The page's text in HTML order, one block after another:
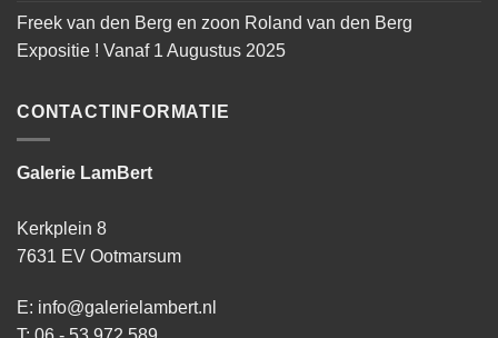
Freek van den Berg en zoon Roland van den Berg
Expositie ! Vanaf 1 Augustus 2025
CONTACTINFORMATIE
Galerie LamBert
Kerkplein 8
7631 EV Ootmarsum
E: info@galerielambert.nl